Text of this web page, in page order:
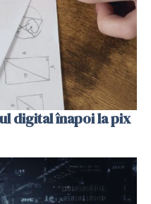
digital înapoi la pix